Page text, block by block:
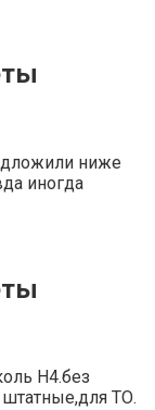
ниже
иногда
Н4.без
ТО.